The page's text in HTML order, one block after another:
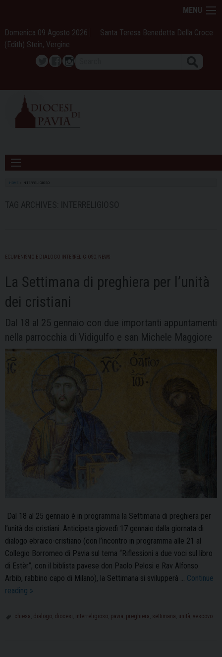
content
MENU
Domenica 09 Agosto 2026
Santa Teresa Benedetta Della Croce
(Edith) Stein, Vergine
TwitterFacebook
Instagram
HOME INTERRELIGIOSO
ECUMENISMO E DIALOGO INTERRELIGIOSO NEWS
La Settimana di preghiera per l’unità
dei cristiani
Dal 18 al 25 gennaio con due importanti appuntamenti
nella parrocchia di Vidigulfo e san Michele Maggiore
Dal 18 al 25 gennaio è in programma la Settimana di preghiera per
l’unità dei cristiani. Anticipata giovedì 17 gennaio dalla giornata di
dialogo ebraico-cristiano (con l’incontro in programma alle 21 al
Collegio Borromeo di Pavia sul tema “Riflessioni a due voci sul libro
di Estèr”, con il biblista pavese don Paolo Pelosi e Rav Alfonso
Arbib, rabbino capo di Milano), la Settimana si svilupperà … Continue
reading La
di
»
chiesa dialogo diocesi interreligioso pavia preghiera settimana unità vescovo